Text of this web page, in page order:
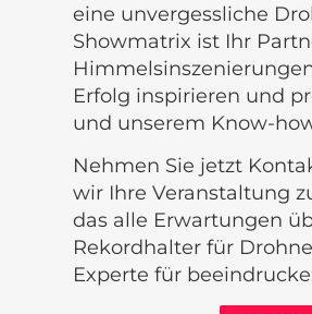
eine unvergessliche
Showmatrix ist Ihr
Erfolg inspirieren und
und unserem Know-
Nehmen Sie jetzt
wir Ihre Veranstaltung
das alle Erwartungen
Rekordhalter für
Experte für